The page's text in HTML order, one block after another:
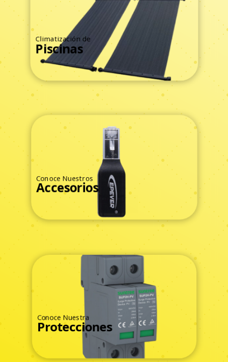
Climatización de
Piscinas
Ver Todos
Conoce Nuestros
Accesorios
Ver Todos
Conoce Nuestra
Protecciones
Ver Todos